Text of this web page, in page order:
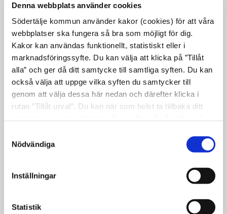
Denna webbplats använder cookies
Södertälje kommun använder kakor (cookies) för att våra
webbplatser ska fungera så bra som möjligt för dig.
Kakor kan användas funktionellt, statistiskt eller i
marknadsföringssyfte. Du kan välja att klicka på ”Tillåt
alla” och ger då ditt samtycke till samtliga syften. Du kan
också välja att uppge vilka syften du samtycker till
genom att välja dessa här nedan och därefter klicka i
rutan ”Tillåt urval”. Du kan när som helst ta tillbaka ditt
"Visa detaljer" kan du läsa om hur kakorna används och
hur vi och våra leverantörer inhämtar och behandlar
Nödvändiga
Inställningar
Statistik
Genombrottet - ett verklighetsbaserat
drama som delvis utspelar sig år 2004.
Teamet besökte Södertälje den 25 november
förra året för att filma in scener till serien
och nu är det alltså dags igen.
Filminspelningarna kommer att ske mellan
10.00 och 19.00 och äger rum på flera platser
promenadstråk tillfälligt att stängas av och
under ca 5 minuter åt gången.